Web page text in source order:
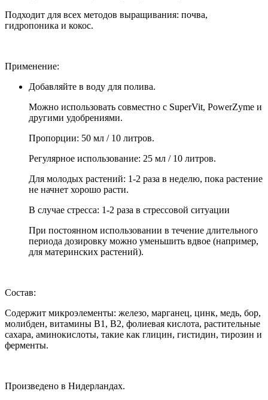
Подходит для всех методов выращивания: почва,
гидропоника и кокос.
Применение:
Добавляйте в воду для полива.
Можно использовать совместно с SuperVit, PowerZyme и
другими удобрениями.
Пропорции: 50 мл / 10 литров.
Регулярное использование: 25 мл / 10 литров.
Для молодых растений: 1-2 раза в неделю, пока растение
не начнет хорошо расти.
В случае стресса: 1-2 раза в стрессовой ситуации
При постоянном использовании в течение длительного
периода дозировку можно уменьшить вдвое (например,
для материнских растений).
Состав:
Содержит микроэлементы: железо, марганец, цинк, медь, бор,
молибден, витамины B1, B2, фолиевая кислота, растительные
сахара, аминокислоты, такие как глицин, гистидин, тирозин и
ферменты.
Произведено в Нидерландах.